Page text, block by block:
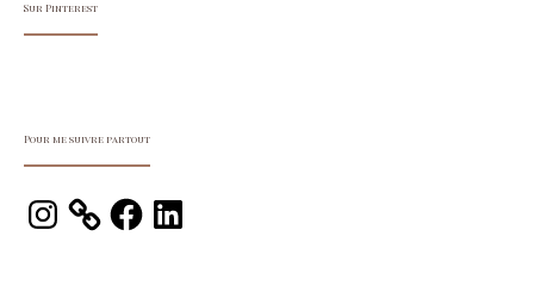
Sur Pinterest
Pour me suivre partout
Instagram FacebookLinkedIn